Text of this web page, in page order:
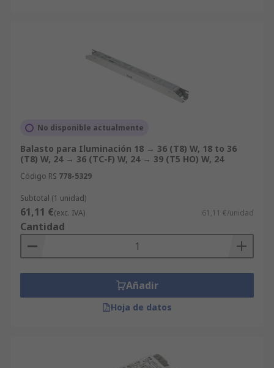
No disponible actualmente
Balasto para Iluminación 18 → 36 (T8) W, 18 to 36
(T8) W, 24 → 36 (TC-F) W, 24 → 39 (T5 HO) W, 24
Código RS 778-5329
Subtotal (1 unidad)
61,11 €(exc. IVA) 61,11 €/unidad
Cantidad
Añadir
Hoja de datos